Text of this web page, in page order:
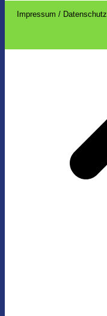
Impressum / Datenschutz